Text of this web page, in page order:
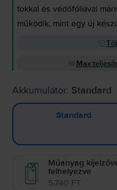
tokkal és védőfóliával
működik, mint egy új
Max
Akkumulátor: Standard
Standard
Műanyag
felhelyezve
5.740 FT